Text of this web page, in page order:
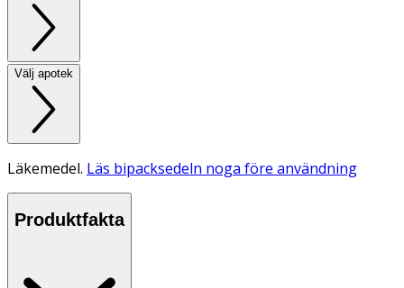
Välj apotek
Läkemedel. Läs bipacksedeln noga före användning
Produktfakta